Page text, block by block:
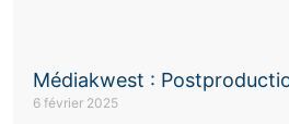
Médiakwest :
6 février 2025